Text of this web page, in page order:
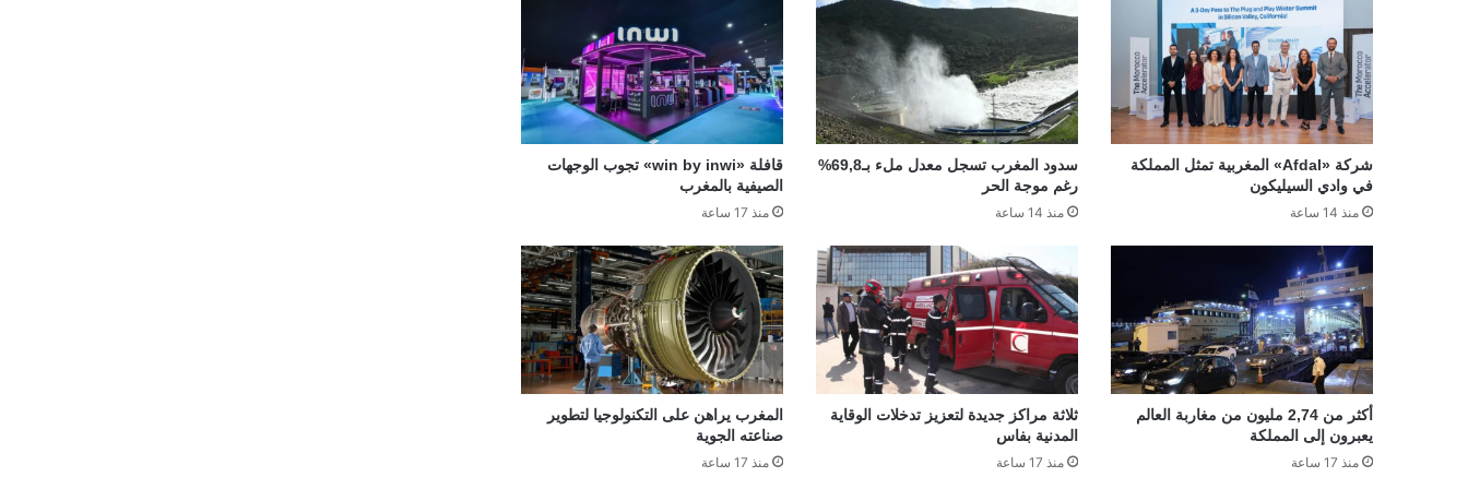
شركة «Afdal» المغربية تمثل المملكة
في وادي السيليكون
منذ 14 ساعة
سدود المغرب تسجل معدل ملء بـ69,8%
رغم موجة الحر
منذ 14 ساعة
قافلة «win by inwi» تجوب الوجهات
الصيفية بالمغرب
منذ 17 ساعة
أكثر من 2,74 مليون من مغاربة العالم
يعبرون إلى المملكة
منذ 17 ساعة
ثلاثة مراكز جديدة لتعزيز تدخلات الوقاية
المدنية بفاس
منذ 17 ساعة
المغرب يراهن على التكنولوجيا لتطوير
صناعته الجوية
منذ 17 ساعة